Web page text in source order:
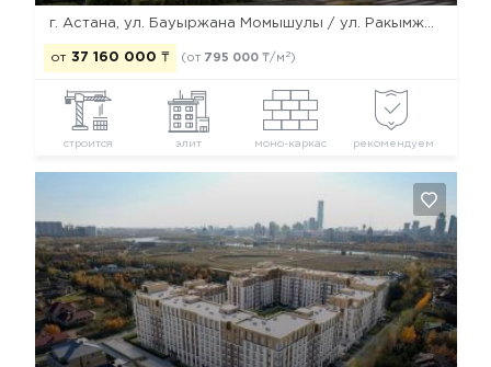
от 37 160 000 ₸ (от 795 000 ₸/м 2)
строится элит моно-каркас рекомендуем